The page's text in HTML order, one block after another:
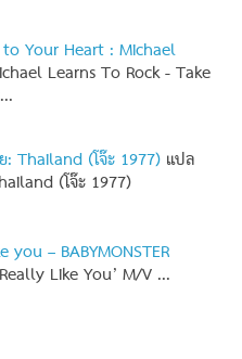
Your Heart : Michael
Learns To Rock - Take
Thailand (โจ๊ะ 1977) แปล
(โจ๊ะ 1977)
– BABYMONSTER
Like You’ M/V ...